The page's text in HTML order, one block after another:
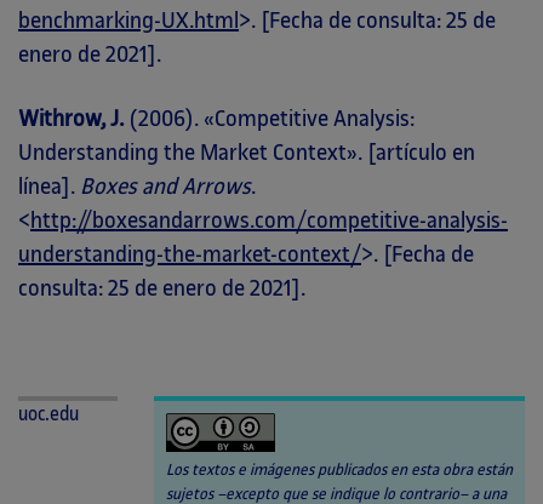
benchmarking-UX.html >. [Fecha de consulta: 25 de
enero de 2021].
Withrow, J. (2006). «Competitive Analysis:
Understanding the Market Context». [artículo en
línea]. Boxes and Arrows.
< http://boxesandarrows.com/competitive-analysis-
understanding-the-market-context/>. [Fecha de
consulta: 25 de enero de 2021].
uoc.edu
Los textos e imágenes publicados en esta obra están
sujetos –excepto que se indique lo contrario– a una